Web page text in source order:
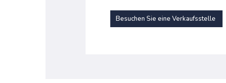
Besuchen Sie eine Verkaufsstelle